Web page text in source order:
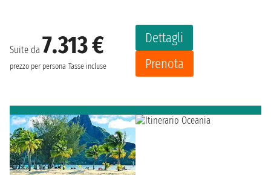
Suite da 7.313 €
prezzo per persona Tasse incluse
Dettagli
Prenota